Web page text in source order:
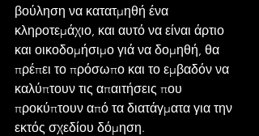
βούληση να κατατμηθή ένα
κληροτεμάχιο, και αυτό να είναι άρτιο
και οικοδομήσιμο γιά να δομηθή, θα
πρέπει το πρόσωπο και το εμβαδόν να
καλύπτουν τις απαιτήσεις που
προκύπτουν από τα διατάγματα για την
εκτός σχεδίου δόμηση.